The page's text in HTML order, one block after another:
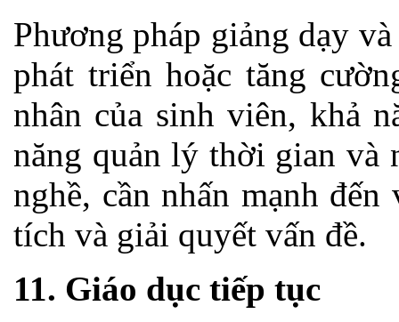
Phương pháp giảng dạy
phát triển hoặc tăng
nhân của sinh viên, khả
năng quản lý thời gian và
nghề, cần nhấn mạnh
tích và giải quyết vấn đề.
11. Giáo dục tiếp tục